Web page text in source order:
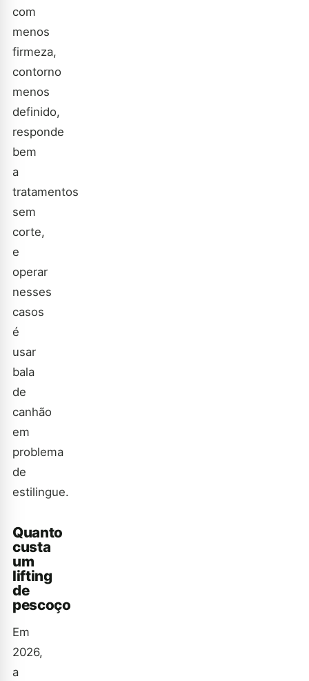
com
menos
firmeza,
contorno
menos
definido,
responde
bem
a
tratamentos
sem
corte,
e
operar
nesses
casos
é
usar
bala
de
canhão
em
problema
de
estilingue.
Quanto
custa
um
lifting
de
pescoço
Em
2026,
a